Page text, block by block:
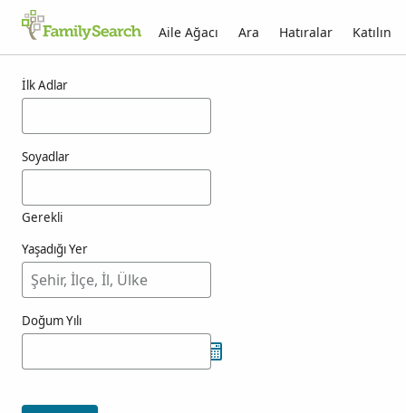
Aile Ağacı Ara Hatıralar Katılın
İlk Adlar
Soyadlar
Gerekli
Yaşadığı Yer
Doğum Yılı